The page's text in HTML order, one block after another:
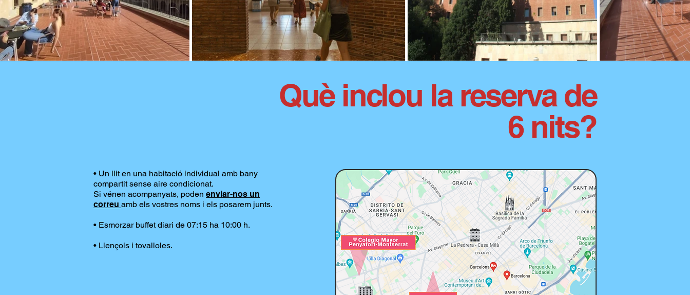
Què inclou la reserva de
6 nits?
• Un llit en una habitació individual amb bany
compartit sense aire condicionat.
Si vénen acompanyats, poden enviar-nos un
correu amb els vostres noms i els posarem junts.
• Esmorzar buffet diari de 07:15 ha 10:00 h.
• Llençols i tovalloles.